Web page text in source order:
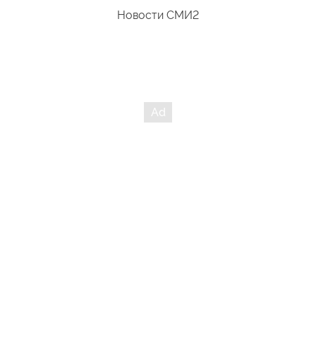
Новости СМИ2